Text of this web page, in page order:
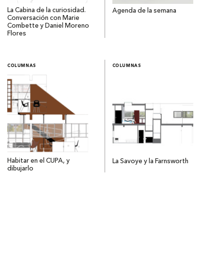
La Cabina de la curiosidad.
Conversación con Marie
Combette y Daniel Moreno
Flores
Agenda de la semana
COLUMNAS
Habitar en el CUPA, y
dibujarlo
COLUMNAS
La Savoye y la Farnsworth